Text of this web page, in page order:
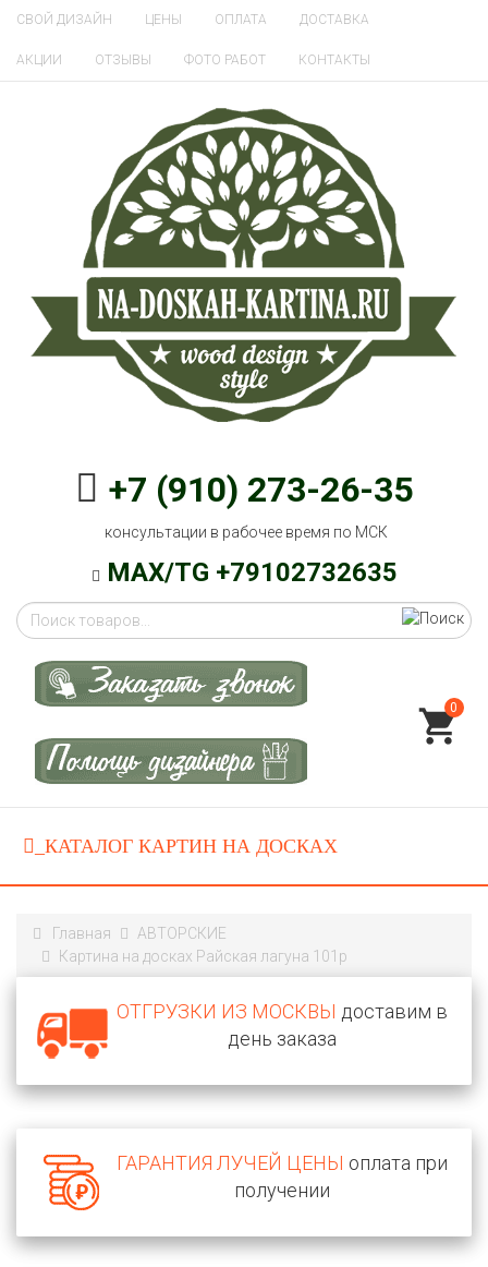
СВОЙ ДИЗАЙН ЦЕНЫ ОПЛАТА ДОСТАВКА
АКЦИИ ОТЗЫВЫ ФОТО РАБОТ КОНТАКТЫ
+7 (910) 273-26-35
консультации в рабочее время по МСК
MAX/TG +79102732635
0
Главная
АВТОРСКИЕ
Картина на досках Райская лагуна 101p
ОТГРУЗКИ ИЗ МОСКВЫ доставим в
день заказа
ГАРАНТИЯ ЛУЧЕЙ ЦЕНЫ оплата при
получении